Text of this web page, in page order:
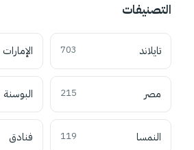
التصنيفات
تايلاند 703 الإمارات
مصر 215 البوسنة
النمسا 119 فنادق